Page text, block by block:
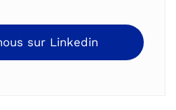
sur Linkedin